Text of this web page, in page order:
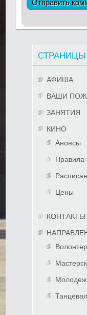
СТРАНИЦЫ
АФИША
ВАШИ
ЗАНЯТИЯ
КИНО
Анонсы
Правила
Цены
КОНТАКТЫ